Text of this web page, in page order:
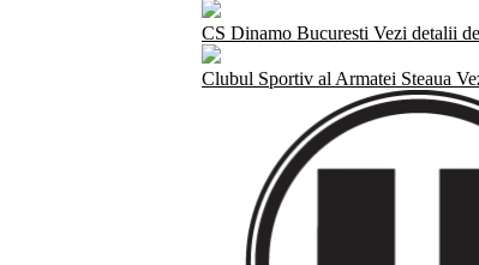
CS Dinamo Bucuresti Vezi detalii
Clubul Sportiv al Armatei Steaua